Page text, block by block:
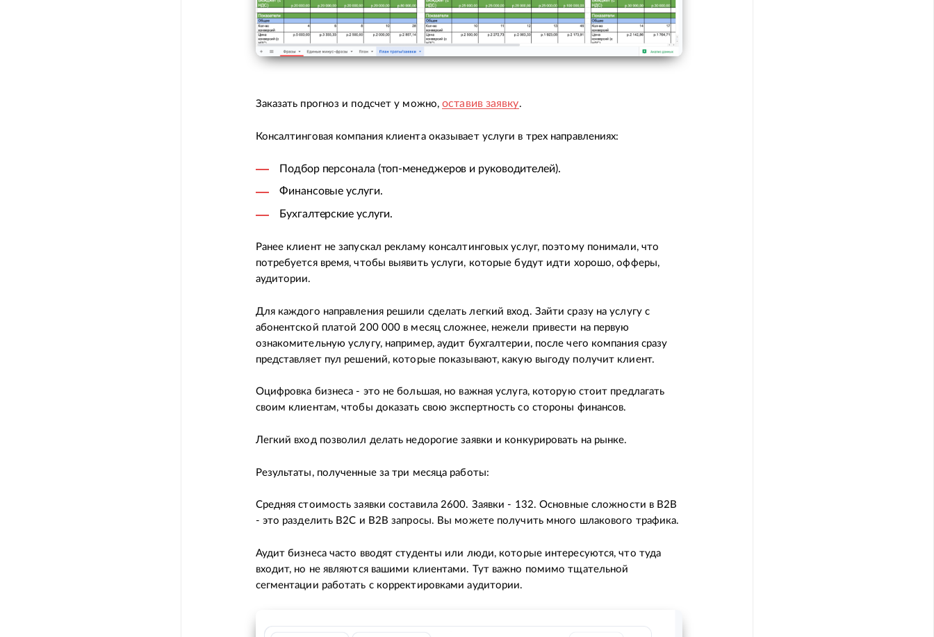
Заказать прогноз и подсчет у можно,оставив заявку.
Консалтинговая компания клиента оказывает услуги в трех направлениях:
Подбор персонала (топ-менеджеров и руководителей).
Финансовые услуги.
Бухгалтерские услуги.
Ранее клиент не запускал рекламу консалтинговых услуг, поэтому понимали, что
потребуется время, чтобы выявить услуги, которые будут идти хорошо, офферы,
аудитории.
Для каждого направления решили сделать легкий вход. Зайти сразу на услугу с
абонентской платой 200 000 в месяц сложнее, нежели привести на первую
ознакомительную услугу, например, аудит бухгалтерии, после чего компания сразу
представляет пул решений, которые показывают, какую выгоду получит клиент.
Оцифровка бизнеса - это не большая, но важная услуга, которую стоит предлагать
своим клиентам, чтобы доказать свою экспертность со стороны финансов.
Легкий вход позволил делать недорогие заявки и конкурировать на рынке.
Результаты, полученные за три месяца работы:
Средняя стоимость заявки составила 2600. Заявки - 132. Основные сложности в B2B
- это разделить B2C и B2B запросы. Вы можете получить много шлакового трафика.
Аудит бизнеса часто вводят студенты или люди, которые интересуются, что туда
входит, но не являются вашими клиентами. Тут важно помимо тщательной
сегментации работать с корректировками аудитории.